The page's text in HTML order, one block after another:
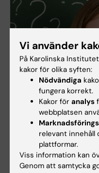
Fråga forskaren
Hänger tandgnissling
placebo vara
Läs svaren på dessa
skickats till Medicinsk
populärvetenskapliga
Vi använder
På Karolinska
kakor för olika syften:
Nödvändiga
fungera korrekt.
Kakor för analys
webbplatsen
relevant innehåll
plattformar.
Viss information kan
Genom att samtycka